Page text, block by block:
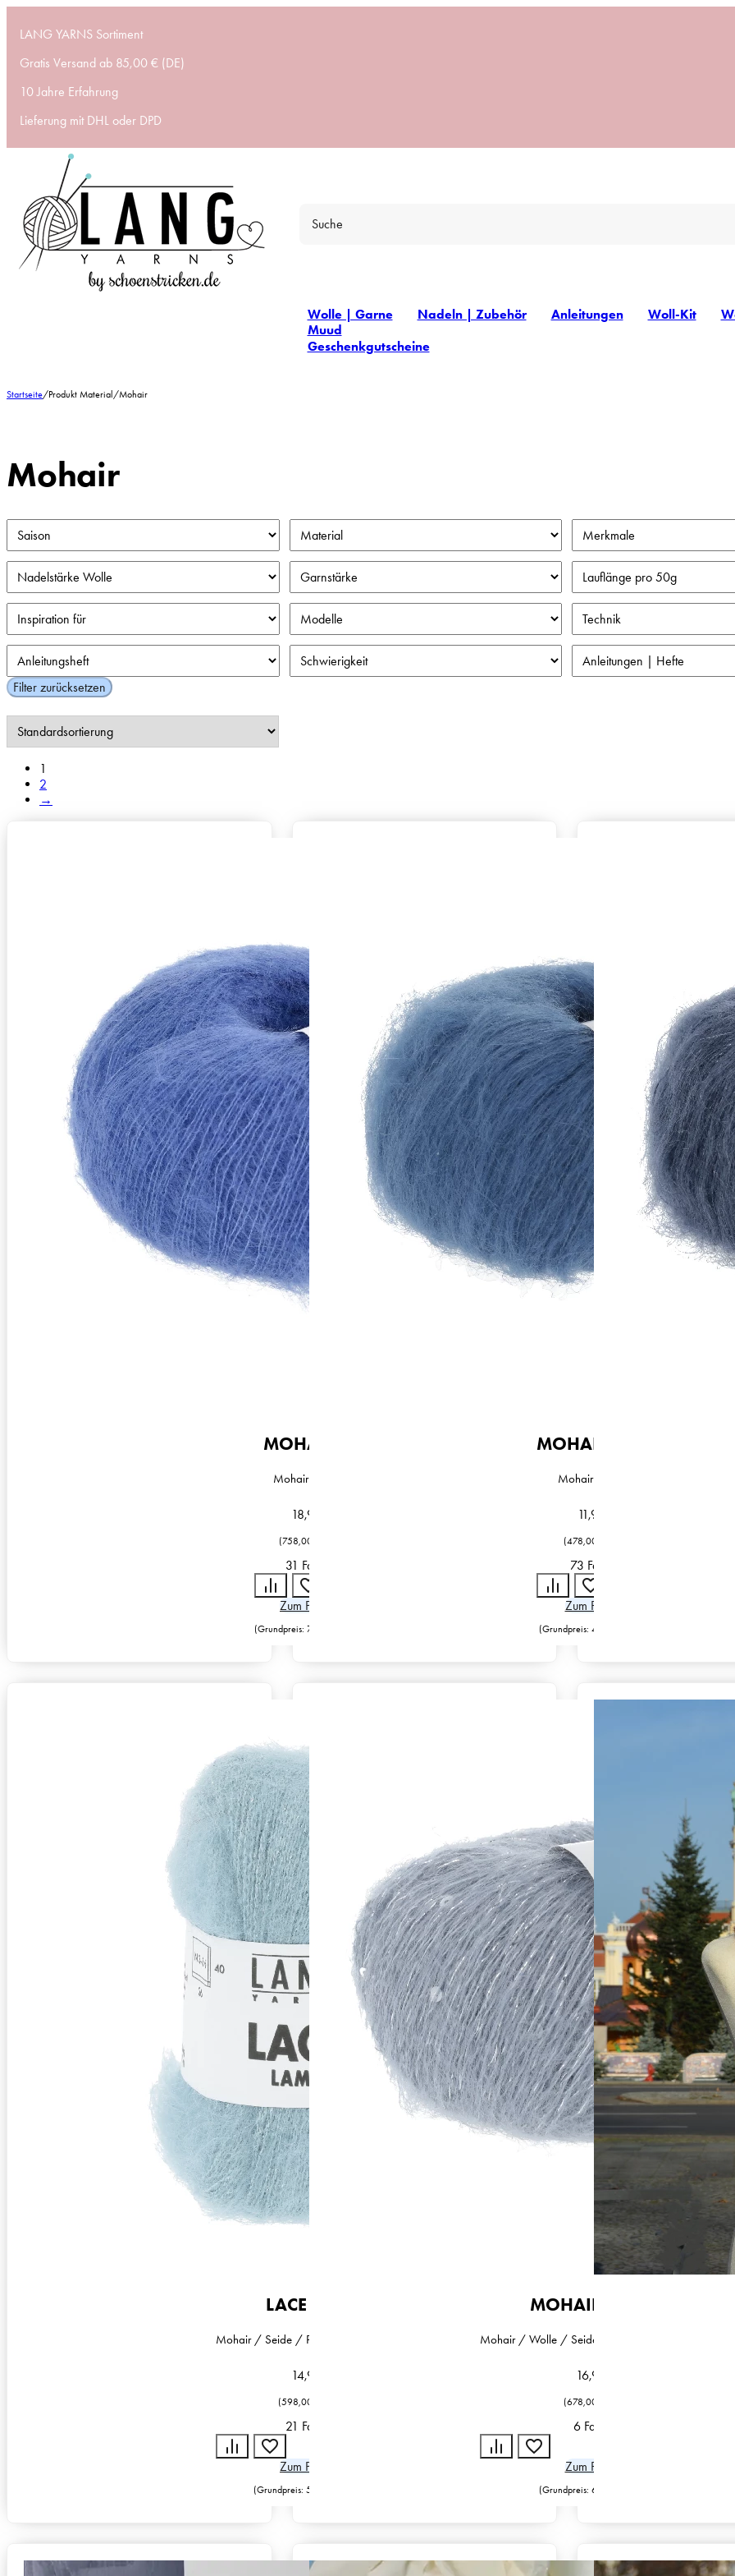
LANG YARNS Sortiment
Gratis Versand ab 85,00 € (DE)
10 Jahre Erfahrung
Lieferung mit DHL oder DPD
Wolle | Garne Nadeln | Zubehör Anleitungen Woll-Kit
Muud
Geschenkgutscheine
Startseite/Produkt Material/Mohair
Mohair
Filter zurücksetzen
1
2
→
Zusammensetzung
58% Mohair (Superkid - 21 Mikron), 42% Seide
Lauflänge
~375m / 25g
Nadelstärke
Ø 2,5-3 mm
Garnstärke
Sock / Baby
Maschenprobe
29 M x 43 R
MOHAIR 21
Mohair / Seide
18,95
(758,00
31 Farben
Zum Produkt
(Grundpreis: 758,00
Zusammensetzung
23% Seide, 77% Mohair (Superkid)
Lauflänge
~175m / 25g
Nadelstärke
Ø 3-3,5 mm
Garnstärke
DK
Maschenprobe
22 M x 36 R
MOHAIR LUXE
Mohair / Seide
11,95
(478,00
73 Farben
Zum Produkt
(Grundpreis: 478,00
Zusammensetzung
30% Seide, 55% Mohair (Superkid), 8% Polyester, 7% Polyamid
Lauflänge
~310m / 25g
Nadelstärke
Ø 3-3,5 mm
Sport
Maschenprobe
26 M x 40 R
LACE LAMÉ
Mohair / Seide / Polyester / Polyamid
14,95
(598,00
21 Farben
Zum Produkt
(Grundpreis: 598,00
Zusammensetzung
35% Wolle, 5% Polyester, 4% Polyamid, 18% Seide, 38%
Lauflänge
~140m / 25g
Nadelstärke
Ø 3-3,5 mm
Garnstärke
DK
Maschenprobe
22 M x 36 R
MOHAIR FANCY
Mohair / Wolle / Seide / Polyester / Polyamid
16,95
(678,00
6 Farben
Zum Produkt
(Grundpreis: 678,00